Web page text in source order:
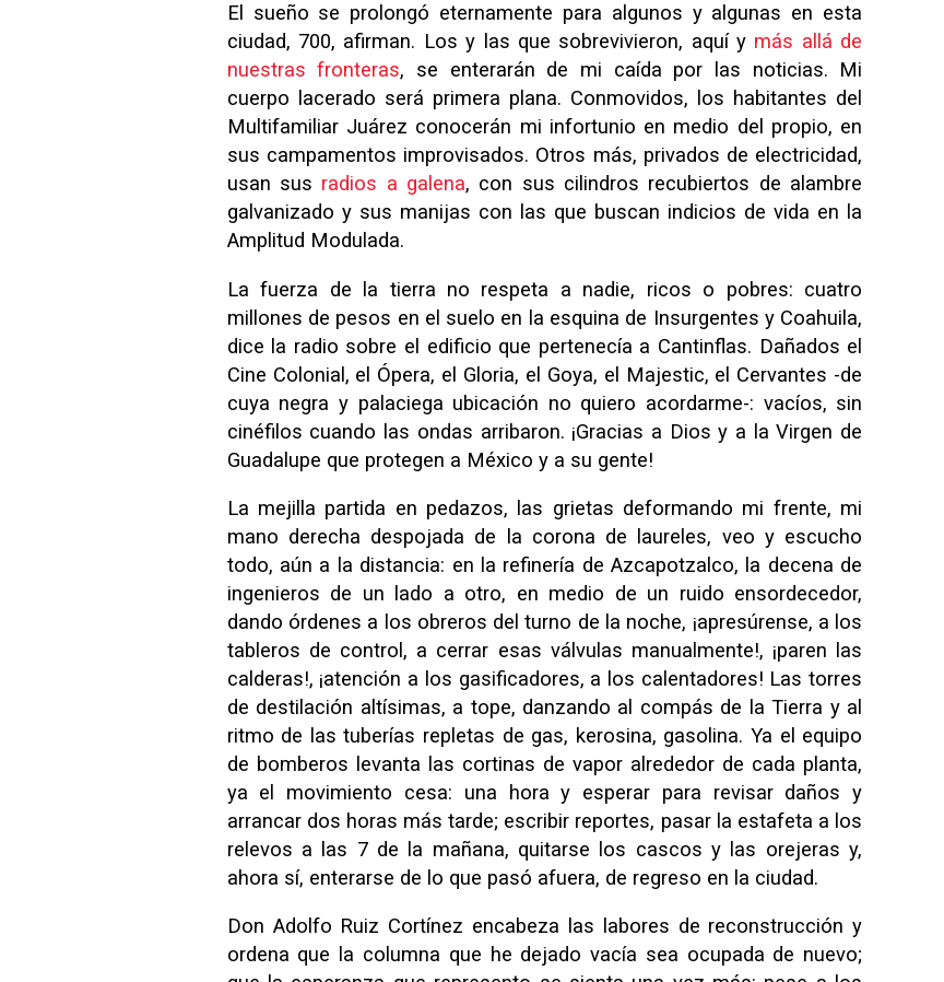
El sueño se prolongó eternamente para algunos y algunas en esta
ciudad, 700, afirman. Los y las que sobrevivieron, aquí y más allá de
nuestras fronteras, se enterarán de mi caída por las noticias. Mi
cuerpo lacerado será primera plana. Conmovidos, los habitantes del
Multifamiliar Juárez conocerán mi infortunio en medio del propio, en
sus campamentos improvisados. Otros más, privados de electricidad,
usan sus radios a galena, con sus cilindros recubiertos de alambre
galvanizado y sus manijas con las que buscan indicios de vida en la
Amplitud Modulada.
La fuerza de la tierra no respeta a nadie, ricos o pobres: cuatro
millones de pesos en el suelo en la esquina de Insurgentes y Coahuila,
dice la radio sobre el edificio que pertenecía a Cantinflas. Dañados el
Cine Colonial, el Ópera, el Gloria, el Goya, el Majestic, el Cervantes -de
cuya negra y palaciega ubicación no quiero acordarme-: vacíos, sin
cinéfilos cuando las ondas arribaron. ¡Gracias a Dios y a la Virgen de
Guadalupe que protegen a México y a su gente!
La mejilla partida en pedazos, las grietas deformando mi frente, mi
mano derecha despojada de la corona de laureles, veo y escucho
todo, aún a la distancia: en la refinería de Azcapotzalco, la decena de
ingenieros de un lado a otro, en medio de un ruido ensordecedor,
dando órdenes a los obreros del turno de la noche, ¡apresúrense, a los
tableros de control, a cerrar esas válvulas manualmente!, ¡paren las
calderas!, ¡atención a los gasificadores, a los calentadores! Las torres
de destilación altísimas, a tope, danzando al compás de la Tierra y al
ritmo de las tuberías repletas de gas, kerosina, gasolina. Ya el equipo
de bomberos levanta las cortinas de vapor alrededor de cada planta,
ya el movimiento cesa: una hora y esperar para revisar daños y
arrancar dos horas más tarde; escribir reportes, pasar la estafeta a los
relevos a las 7 de la mañana, quitarse los cascos y las orejeras y,
ahora sí, enterarse de lo que pasó afuera, de regreso en la ciudad.
Don Adolfo Ruiz Cortínez encabeza las labores de reconstrucción y
ordena que la columna que he dejado vacía sea ocupada de nuevo;